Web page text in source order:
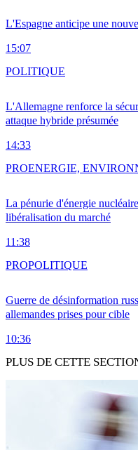
L'Espagne anticipe une
15:07
L'Allemagne renforce la
attaque hybride présumée
14:33
POLITIQUE
La pénurie d'énergie
libéralisation du marché
11:38
PROENERGIE,
Guerre de désinformation
allemandes prises pour cible
10:36
PROPOLITIQUE
PLUS DE CETTE